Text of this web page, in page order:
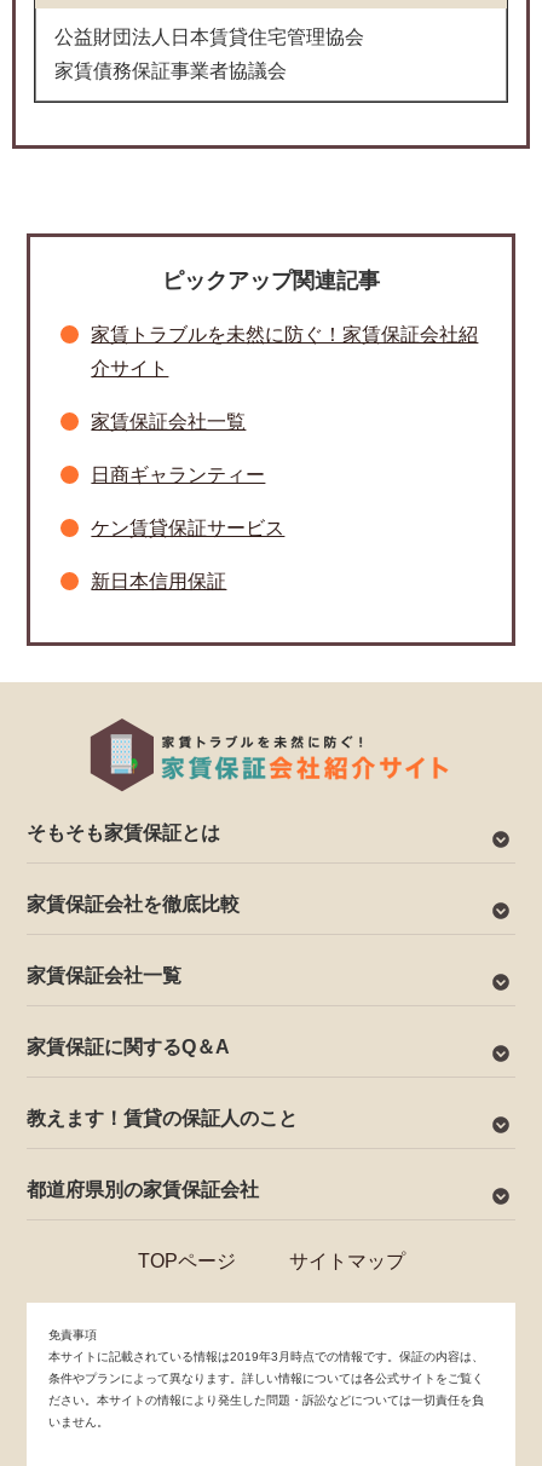
公益財団法人日本賃貸住宅管理協会
家賃債務保証事業者協議会
ピックアップ関連記事
家賃トラブルを未然に防ぐ！家賃保証会社紹
介サイト
家賃保証会社一覧
日商ギャランティー
ケン賃貸保証サービス
新日本信用保証
そもそも家賃保証とは
家賃保証会社を徹底比較
家賃保証会社一覧
家賃保証に関するQ＆A
教えます！賃貸の保証人のこと
都道府県別の家賃保証会社
TOPページ サイトマップ
免責事項
本サイトに記載されている情報は2019年3月時点での情報です。保証の内容は、
条件やプランによって異なります。詳しい情報については各公式サイトをご覧く
ださい。本サイトの情報により発生した問題・訴訟などについては一切責任を負
いません。